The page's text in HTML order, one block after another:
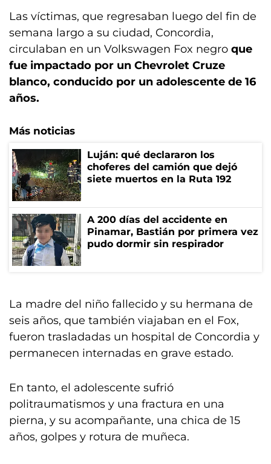
Las víctimas, que regresaban luego del fin de
semana largo a su ciudad, Concordia,
circulaban en un Volkswagen Fox negro que
fue impactado por un Chevrolet Cruze
blanco, conducido por un adolescente de 16
años.
Más noticias
Luján: qué declararon los
choferes del camión que dejó
siete muertos en la Ruta 192
A 200 días del accidente en
Pinamar, Bastián por primera vez
pudo dormir sin respirador
La madre del niño fallecido y su hermana de
seis años, que también viajaban en el Fox,
fueron trasladadas un hospital de Concordia y
permanecen internadas en grave estado.
En tanto, el adolescente sufrió
politraumatismos y una fractura en una
pierna, y su acompañante, una chica de 15
años, golpes y rotura de muñeca.